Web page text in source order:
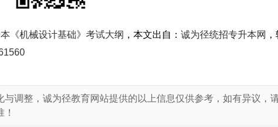
《机械设计基础》考试大纲 ，本文出自： 诚为径统招专升本网
与调整，诚为径教育网站提供的以上信息仅供参考，如有异议，